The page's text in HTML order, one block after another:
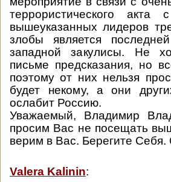
террористического
вышеуказанных лидеров
злобы является
западной закулисы. Не
письме предсказания, но
поэтому от них нельзя
будет некому, а они
ослабит Россию.
Уважаемый, Владимир
просим Вас не посещать
верим в Вас. Берегите
Valera Kalinin: